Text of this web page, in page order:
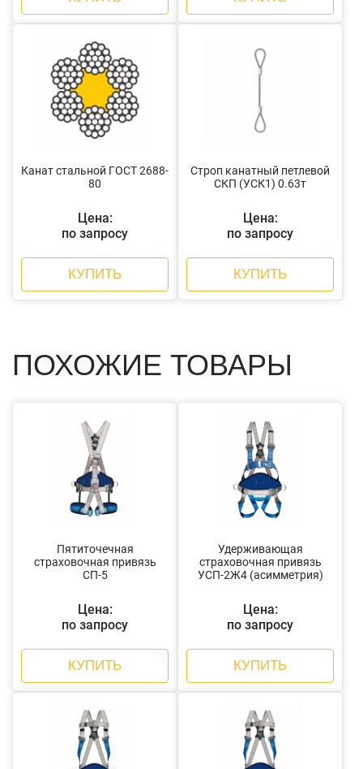
Канат стальной ГОСТ 2688-
80
Цена:
по запросу
КУПИТЬ
Строп канатный петлевой
СКП (УСК1) 0.63т
Цена:
по запросу
КУПИТЬ
ПОХОЖИЕ ТОВАРЫ
Пятиточечная
страховочная привязь
СП-5
Цена:
по запросу
КУПИТЬ
Удерживающая
страховочная привязь
УСП-2Ж4 (асимметрия)
Цена:
по запросу
КУПИТЬ